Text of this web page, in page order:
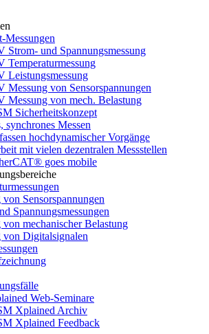
Messungen
Strom- und Spannungsmessung
Temperaturmessung
Leistungsmessung
Messung von Sensorspannungen
Messung von mech. Belastung
Sicherheitskonzept
synchrones Messen
hochdynamischer Vorgänge
mit vielen dezentralen Messstellen
goes mobile
von Sensorspannungen
Spannungsmessungen
von mechanischer Belastung
von Digitalsignalen
Web-Seminare
Xplained Archiv
Xplained Feedback